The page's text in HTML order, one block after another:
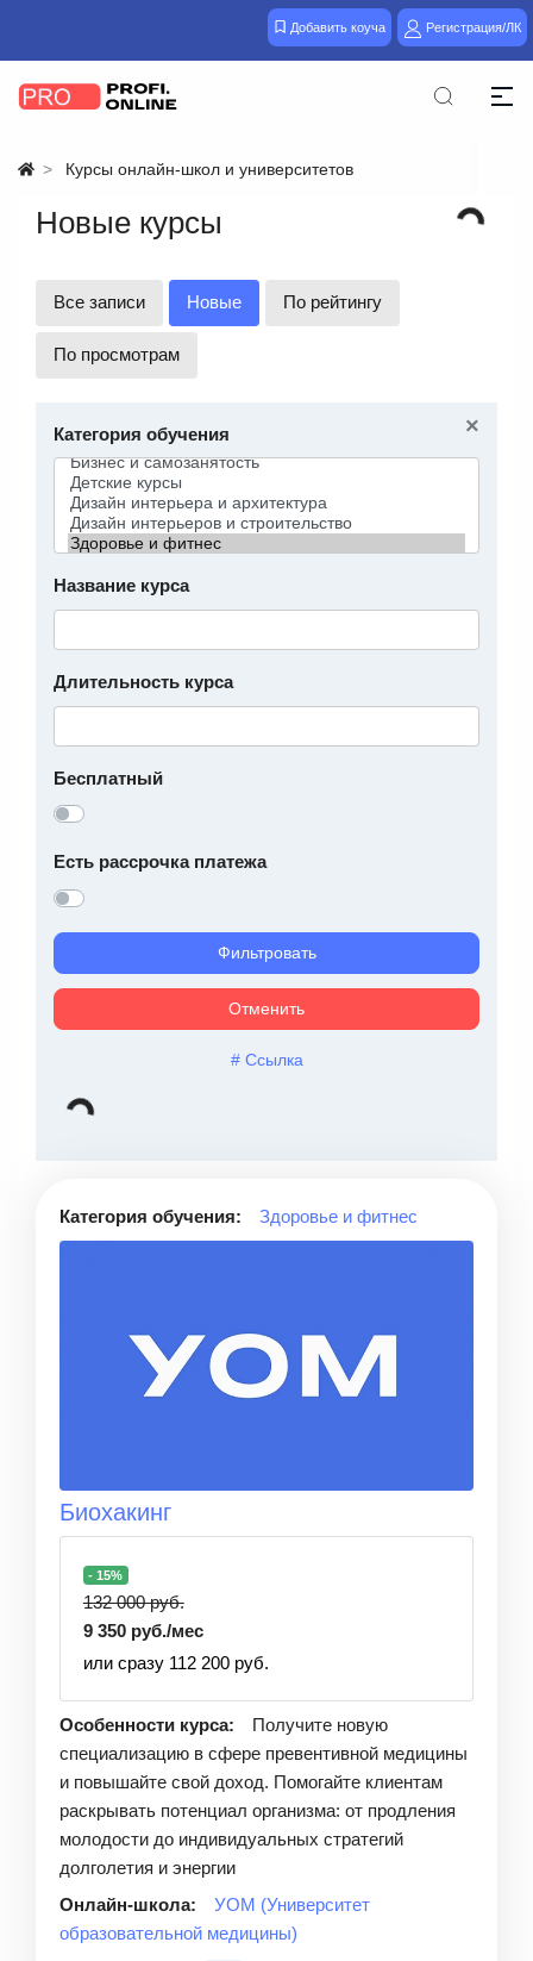
Добавить коуча Регистрация/ЛК
Курсы онлайн-школ и университетов
Новые курсы
Все записи Новые По рейтингу
По просмотрам
×
Категория обучения
Название курса
Длительность курса
Бесплатный
Есть рассрочка платежа
Фильтровать
Отменить
# Ссылка
Категория обучения: Здоровье и фитнес
Биохакинг
- 15%
132 000 руб.
9 350 руб./мес
или сразу 112 200 руб.
Особенности курса:
Получите новую
специализацию в сфере превентивной медицины
и повышайте свой доход. Помогайте клиентам
раскрывать потенциал организма: от продления
молодости до индивидуальных стратегий
долголетия и энергии
Онлайн-школа:
УОМ (Университет
образовательной медицины)